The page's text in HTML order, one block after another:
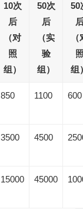
10次
后
（对
照
组）
50次
后
（实
验
组）
50
组
850 1100 600
3500 4500
15000 45000